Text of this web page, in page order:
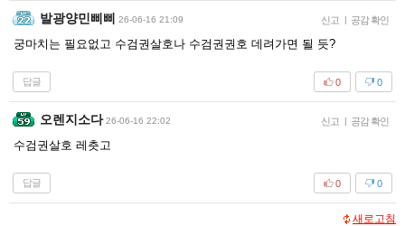
발광양민삐삐 26-06-16 21:09 신고 | 공감 확인
궁마치는 필요없고 수검권살호나 수검권권호 데려가면 될 듯?
답글 0
0
오렌지소다 26-06-16 22:02 신고 | 공감 확인
수검권살호 레츳고
답글 0
0
새로고침